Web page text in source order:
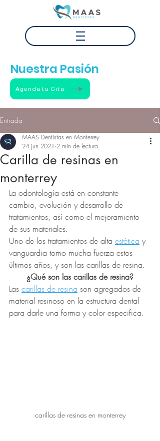
Nuestra Pasión
Agenda tu Cita
Entrada
Carilla de resinas en
monterrey
MAAS Dentistas en Monterrey
24 jun 2021 2 min de lectura
La odontología está en constante
cambio, evolución y desarrollo de
tratamientos, así como el mejoramiento
de sus materiales.
Uno de los tratamientos de alta estética y
vanguardia tomo mucha fuerza estos
últimos años, y son las carillas de resina.
¿Qué son las carillas de resina?
Las carillas de resina son agregados de
material resinoso en la estructura dental
para darle una forma y color especifica.
carillas de resinas en monterrey